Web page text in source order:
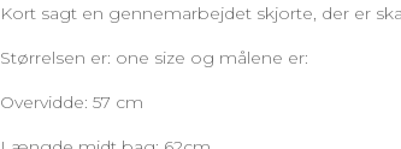
Kort sagt en gennemarbejdet skjorte, der er
Størrelsen er: one size og målene er:
Overvidde: 57 cm